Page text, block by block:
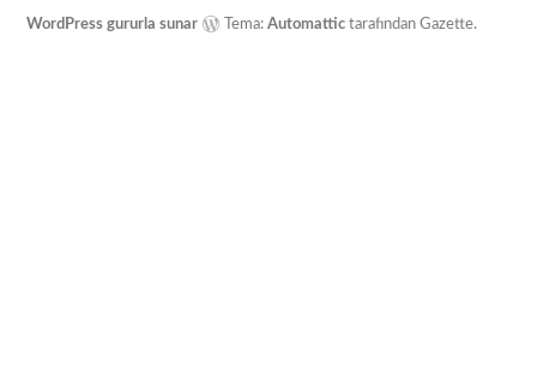
WordPress gururla sunar Tema:Automattic tarafından Gazette.